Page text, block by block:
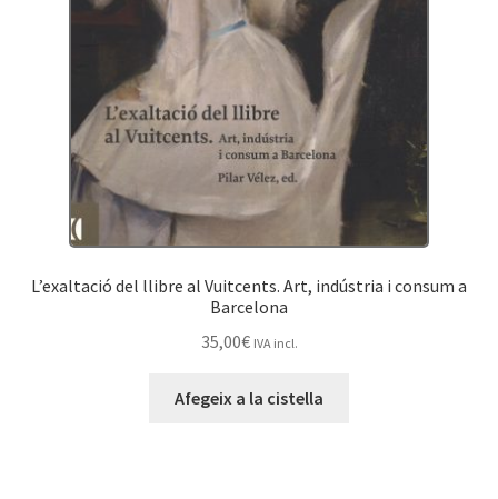
L’exaltació del llibre al Vuitcents. Art, indústria i consum a
Barcelona
35,00€ IVA incl.
Afegeix a la cistella